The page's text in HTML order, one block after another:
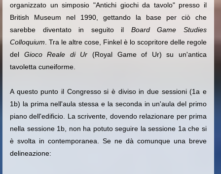
organizzato un simposio "Antichi giochi da tavolo" presso il
British Museum nel 1990, gettando la base per ciò che
sarebbe diventato in seguito il Board Game Studies
Colloquium . Tra le altre cose, Finkel è lo scopritore delle regole
del Gioco Reale di Ur (Royal Game of Ur) su un'antica
tavoletta cuneiforme.
A questo punto il Congresso si è diviso in due sessioni (1a e
1b) la prima nell'aula stessa e la seconda in un'aula del primo
piano dell'edificio. La scrivente, dovendo relazionare per prima
nella sessione 1b, non ha potuto seguire la sessione 1a che si
è svolta in contemporanea. Se ne dà comunque una breve
delineazione: